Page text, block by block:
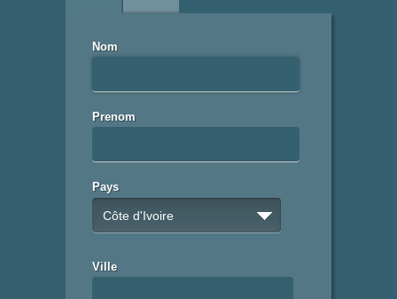
Nom
Prenom
Pays
Côte d'Ivoire
Ville